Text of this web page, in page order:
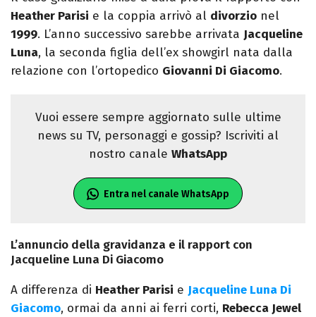
Heather Parisi e la coppia arrivò al divorzio nel
1999. L’anno successivo sarebbe arrivata Jacqueline
Luna, la seconda figlia dell’ex showgirl nata dalla
relazione con l’ortopedico Giovanni Di Giacomo.
Vuoi essere sempre aggiornato sulle ultime
news su TV, personaggi e gossip? Iscriviti al
nostro canale WhatsApp
Entra nel canale WhatsApp
L’annuncio della gravidanza e il rapport con
Jacqueline Luna Di Giacomo
A differenza di Heather Parisi e Jacqueline Luna Di
Giacomo, ormai da anni ai ferri corti, Rebecca Jewel